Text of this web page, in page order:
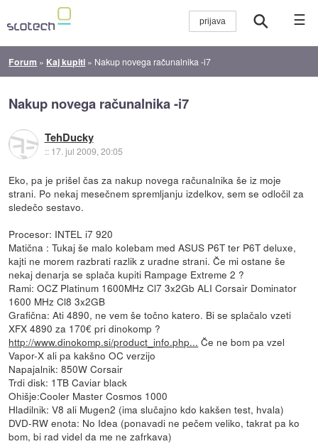
☰
Forum » Kaj kupiti » Nakup novega računalnika -i7
Nakup novega računalnika -i7
TehDucky
:: 17. jul 2009, 20:05
Eko, pa je prišel čas za nakup novega računalnika še iz moje
strani. Po nekaj mesečnem spremljanju izdelkov, sem se odločil za
sledečo sestavo.
Procesor: INTEL i7 920
Matična : Tukaj še malo kolebam med ASUS P6T ter P6T deluxe,
kajti ne morem razbrati razlik z uradne strani. Če mi ostane še
nekaj denarja se splača kupiti Rampage Extreme 2 ?
Rami: OCZ Platinum 1600MHz Cl7 3x2Gb ALI Corsair Dominator
1600 MHz Cl8 3x2GB
Grafična: Ati 4890, ne vem še točno katero. Bi se splačalo vzeti
XFX 4890 za 170€ pri dinokomp ?
http://www.dinokomp.si/product_info.php... Če ne bom pa vzel
Vapor-X ali pa kakšno OC verzijo
Napajalnik: 850W Corsair
Trdi disk: 1TB Caviar black
Ohišje:Cooler Master Cosmos 1000
Hladilnik: V8 ali Mugen2 (ima slučajno kdo kakšen test, hvala)
DVD-RW enota: No Idea (ponavadi ne pečem veliko, takrat pa ko
bom, bi rad videl da me ne zafrkava)